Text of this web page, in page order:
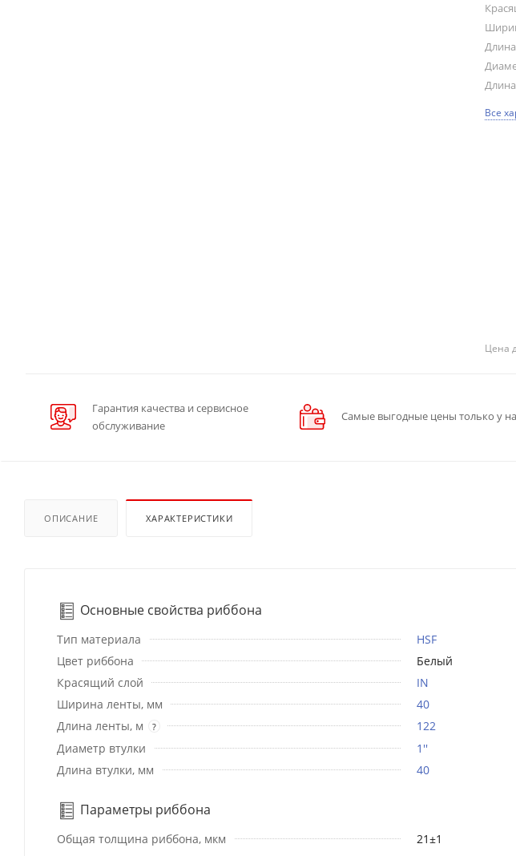
Все
Цена
Гарантия качества и сервисное
обслуживание
Самые выгодные цены только у
ОПИСАНИЕ ХАРАКТЕРИСТИКИ
Основные свойства риббона
Тип материала
HSF
Цвет риббона
Белый
Красящий слой
IN
Ширина ленты, мм
40
Длина ленты, м
?
122
Диаметр втулки
1''
Длина втулки, мм
40
Параметры риббона
Общая толщина риббона, мкм
21±1